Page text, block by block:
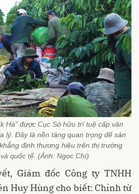
Hà” được Cục Sở hữu trí tuệ cấp văn
lý. Đây là nền tảng quan trọng để sản
định thương hiệu trên thị trường
quốc tế. (Ảnh: Ngọc Chí)
Giám đốc Công ty TNHH
Huy Hùng cho biết: Chính từ